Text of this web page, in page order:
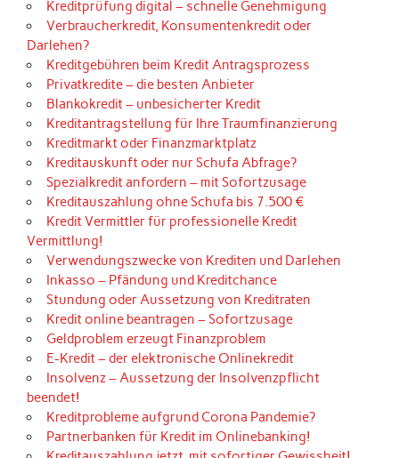
Kreditprüfung digital – schnelle Genehmigung
Verbraucherkredit, Konsumentenkredit oder
Darlehen?
Kreditgebühren beim Kredit Antragsprozess
Privatkredite – die besten Anbieter
Blankokredit – unbesicherter Kredit
Kreditantragstellung für Ihre Traumfinanzierung
Kreditmarkt oder Finanzmarktplatz
Kreditauskunft oder nur Schufa Abfrage?
Spezialkredit anfordern – mit Sofortzusage
Kreditauszahlung ohne Schufa bis 7.500 €
Kredit Vermittler für professionelle Kredit
Vermittlung!
Verwendungszwecke von Krediten und Darlehen
Inkasso – Pfändung und Kreditchance
Stundung oder Aussetzung von Kreditraten
Kredit online beantragen – Sofortzusage
Geldproblem erzeugt Finanzproblem
E-Kredit – der elektronische Onlinekredit
Insolvenz – Aussetzung der Insolvenzpflicht
beendet!
Kreditprobleme aufgrund Corona Pandemie?
Partnerbanken für Kredit im Onlinebanking!